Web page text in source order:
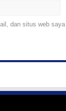
dan situs web